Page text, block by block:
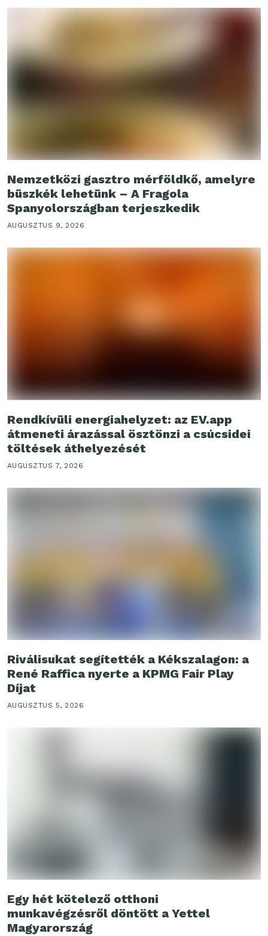
Nemzetközi gasztro mérföldkő, amelyre
büszkék lehetünk – A Fragola
Spanyolországban terjeszkedik
AUGUSZTUS 9, 2026
Rendkívüli energiahelyzet: az EV.app
átmeneti árazással ösztönzi a csúcsidei
töltések áthelyezését
AUGUSZTUS 7, 2026
Riválisukat segítették a Kékszalagon: a
René Raffica nyerte a KPMG Fair Play
Díjat
AUGUSZTUS 5, 2026
Egy hét kötelező otthoni
munkavégzésről döntött a Yettel
Magyarország